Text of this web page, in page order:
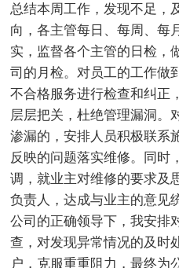
总结本周工作，发现不足，
向，各主管每日、每周、每
实，监督各个主管的日检，
司的月检。对员工的工作做
不合格服务进行检查和纠正
层层把关，杜绝管理漏洞。
渗漏的，安排人员积极联系
反映的问题落实维修。同时
调，就业主对维修的要求及
负责人，达成与业主的意见
公司的正确领导下，我安排
查，对发现异常情况的及时
户，克服重重阻力，最终为